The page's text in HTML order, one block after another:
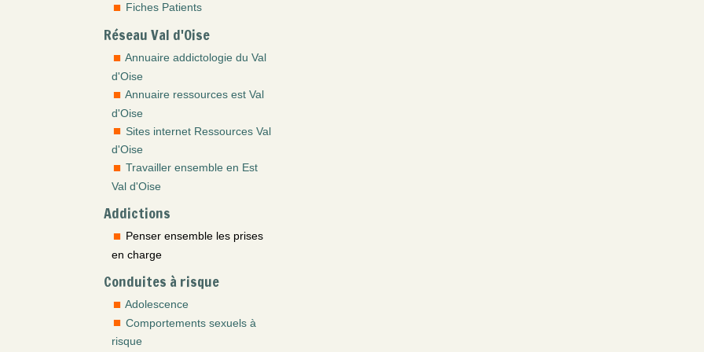
Fiches Patients
Réseau Val d'Oise
Annuaire addictologie du Val
d'Oise
Annuaire ressources est Val
d'Oise
Sites internet Ressources Val
d'Oise
Travailler ensemble en Est
Val d'Oise
Addictions
Penser ensemble les prises
en charge
Conduites à risque
Adolescence
Comportements sexuels à
risque